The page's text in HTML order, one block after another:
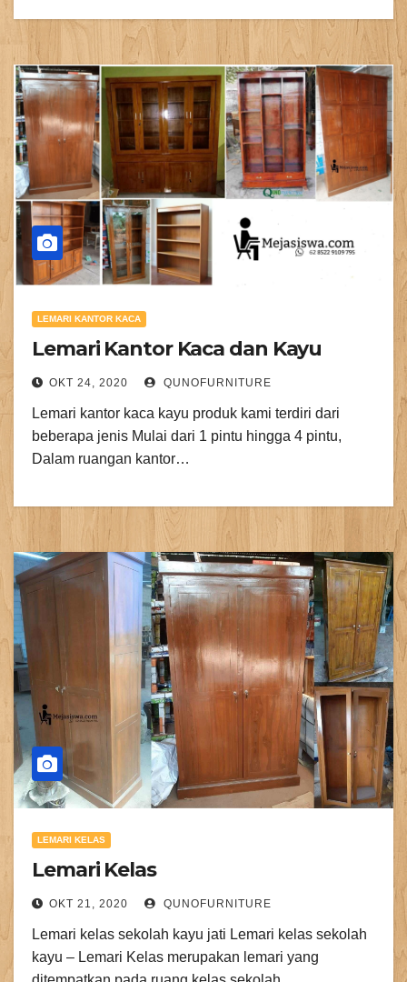
LEMARI KANTOR KACA
Lemari Kantor Kaca dan Kayu
OKT 24, 2020 QUNOFURNITURE
Lemari kantor kaca kayu produk kami terdiri dari
beberapa jenis Mulai dari 1 pintu hingga 4 pintu,
Dalam ruangan kantor…
LEMARI KELAS
Lemari Kelas
OKT 21, 2020 QUNOFURNITURE
Lemari kelas sekolah kayu jati Lemari kelas sekolah
kayu – Lemari Kelas merupakan lemari yang